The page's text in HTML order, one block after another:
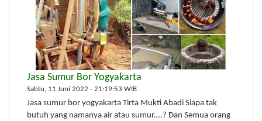
Jasa Sumur Bor Yogyakarta
Sabtu, 11 Juni 2022 - 21:19:53 WIB
Jasa sumur bor yogyakarta Tirta Mukti Abadi Siapa tak
butuh yang namanya air atau sumur....? Dan Semua orang